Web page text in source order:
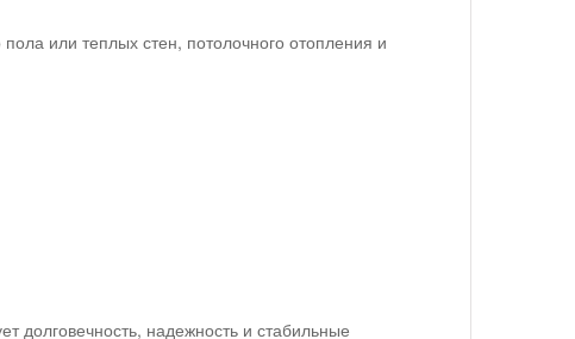
или теплых стен, потолочного отопления и
долговечность, надежность и стабильные